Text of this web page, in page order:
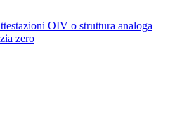
OIV o struttura analoga
zero